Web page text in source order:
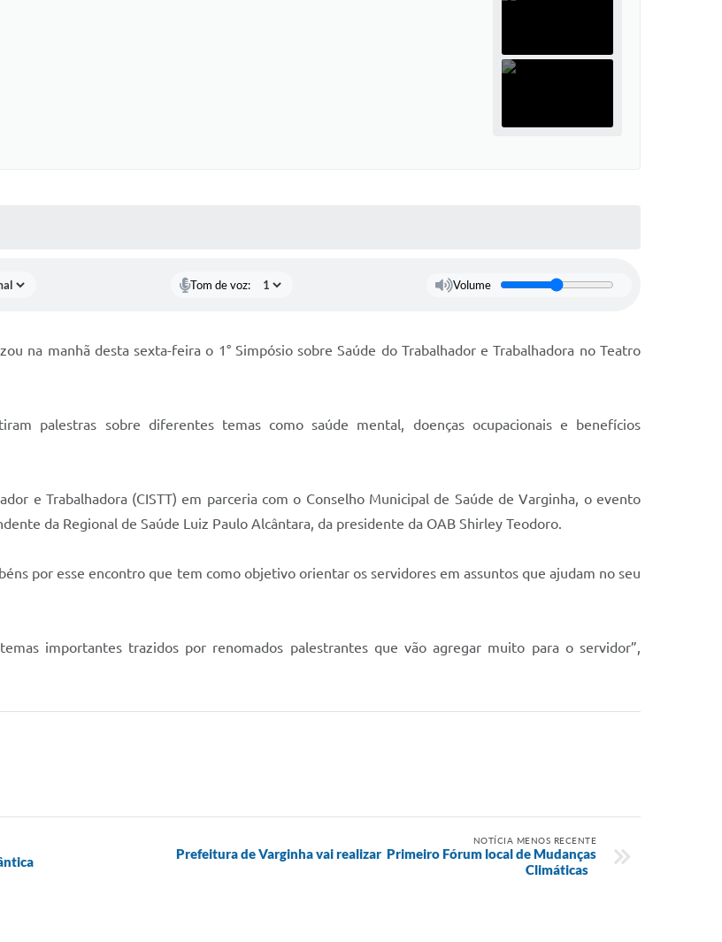
Tom de voz: Volume
na manhã desta sexta-feira o 1° Simpósio sobre Saúde do Trabalhador e Trabalhadora no Teatro
palestras sobre diferentes temas como saúde mental, doenças ocupacionais e benefícios
e Trabalhadora (CISTT) em parceria com o Conselho Municipal de Saúde de Varginha, o evento
da Regional de Saúde Luiz Paulo Alcântara, da presidente da OAB Shirley Teodoro.
por esse encontro que tem como objetivo orientar os servidores em assuntos que ajudam no seu
importantes trazidos por renomados palestrantes que vão agregar muito para o servidor”,
NOTÍCIA MENOS RECENTE
Prefeitura de Varginha vai realizar Primeiro Fórum local de Mudanças
Climáticas